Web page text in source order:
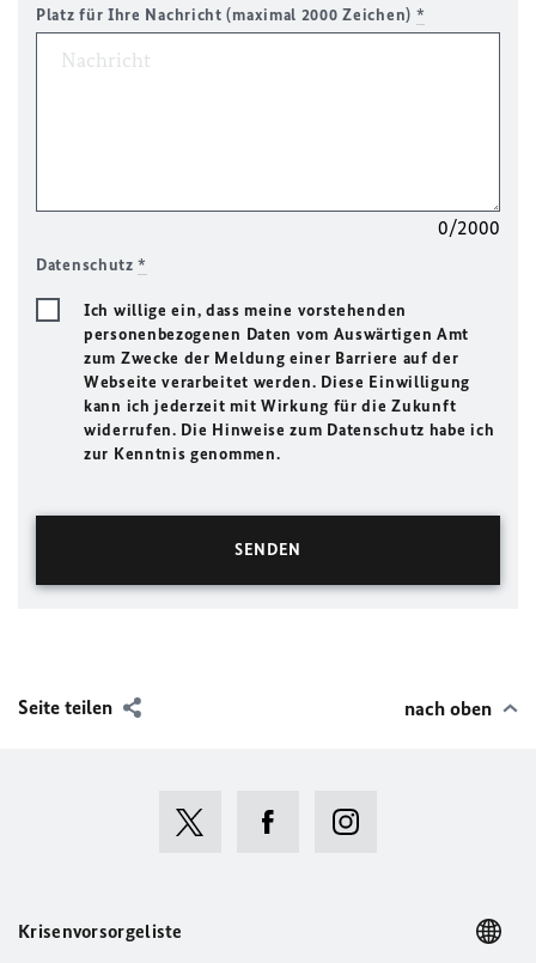
Platz für Ihre Nachricht (maximal 2000 Zeichen) *
0/2000
Datenschutz*
Ich willige ein, dass meine vorstehenden
personenbezogenen Daten vom Auswärtigen Amt
zum Zwecke der Meldung einer Barriere auf der
Webseite verarbeitet werden. Diese Einwilligung
kann ich jederzeit mit Wirkung für die Zukunft
widerrufen. Die Hinweise zum Datenschutz habe ich
zur Kenntnis genommen.
Seite teilen nach oben
Krisenvorsorgeliste